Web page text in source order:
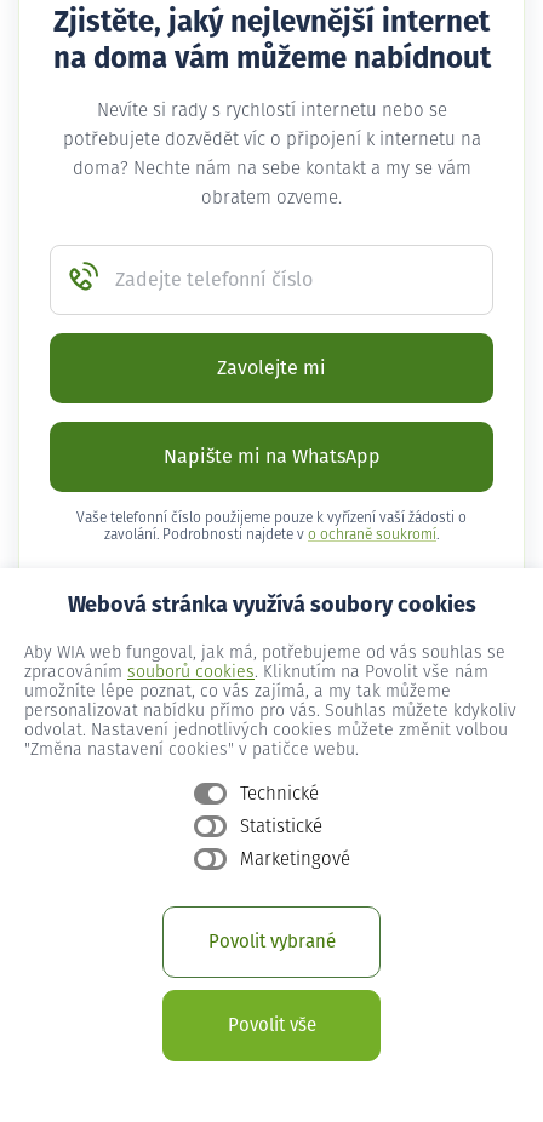
Webová stránka využívá soubory cookies
Aby WIA web fungoval, jak má, potřebujeme od vás souhlas se
zpracováním souborů cookies. Kliknutím na Povolit vše nám
umožníte lépe poznat, co vás zajímá, a my tak můžeme
personalizovat nabídku přímo pro vás. Souhlas můžete kdykoliv
odvolat. Nastavení jednotlivých cookies můžete změnit volbou
"Změna nastavení cookies" v patičce webu.
Technické
Statistické
Marketingové
Povolit vybrané
Povolit vše
Zjistěte, jaký nejlevnější internet
na doma vám můžeme nabídnout
Nevíte si rady s rychlostí internetu nebo se
potřebujete dozvědět víc o připojení k internetu na
doma? Nechte nám na sebe kontakt a my se vám
obratem ozveme.
Zadejte telefonní číslo
Zavolejte mi
Napište mi na WhatsApp
Vaše telefonní číslo použijeme pouze k vyřízení vaší žádosti o
zavolání. Podrobnosti najdete v o ochraně soukromí .
Časté dotazy
Při nejasnostech se můžete zastavit na naši pobočku v Praze
či Chebu nebo nám zavolat+420 211 151 211
Jak funguje služba WIA Internet?
Jakou rychlost mají jednotlivé internetové